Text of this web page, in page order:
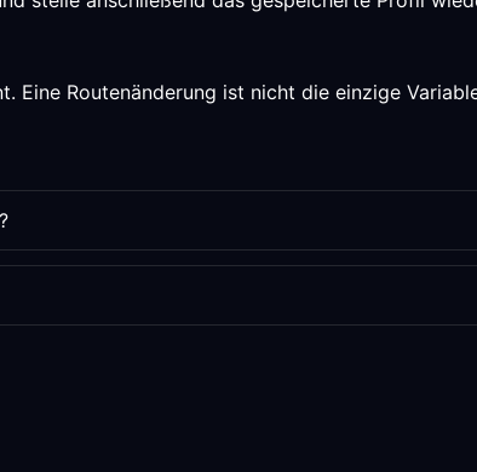
Eine Routenänderung ist nicht die einzige